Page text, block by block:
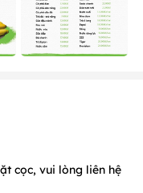
cọc, vui lòng liên hệ